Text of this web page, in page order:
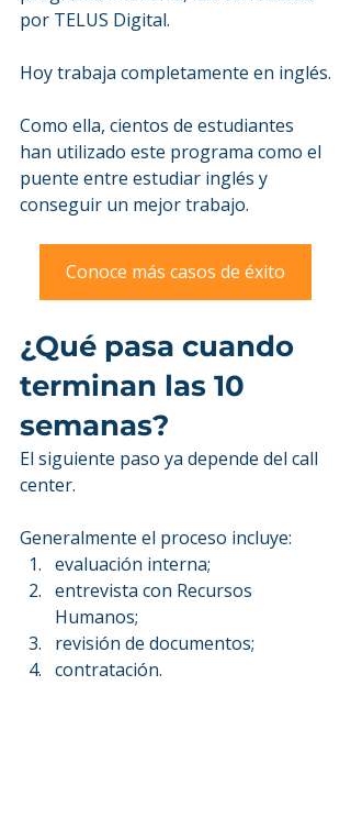
por TELUS Digital.
Hoy trabaja completamente en inglés.
Como ella, cientos de estudiantes
han utilizado este programa como el
puente entre estudiar inglés y
conseguir un mejor trabajo.
Conoce más casos de éxito
¿Qué pasa cuando
terminan las 10
semanas?
El siguiente paso ya depende del call
center.
Generalmente el proceso incluye:
evaluación interna;
entrevista con Recursos
Humanos;
revisión de documentos;
contratación.